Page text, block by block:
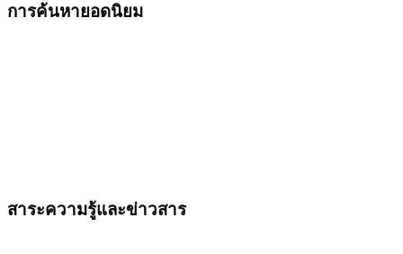
การค้นหายอดนิยม
สาระความรู้และข่าวสาร